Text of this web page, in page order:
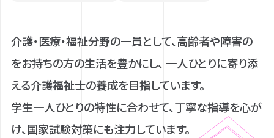
介護・医療・福祉分野の一員として、高齢者や障害の
をお持ちの方の生活を豊かにし、 一人ひとりに寄り添
える介護福祉士の養成を目指しています。
学生一人ひとりの特性に合わせて、丁寧な指導を心が
け、国家試験対策にも注力しています。